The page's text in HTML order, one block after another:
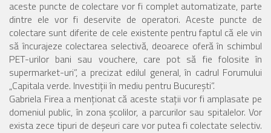
aceste puncte de colectare vor fi complet automatizate, parte
dintre ele vor fi deservite de operatori. Aceste puncte de
colectare sunt diferite de cele existente pentru faptul că ele vin
să încurajeze colectarea selectivă, deoarece oferă în schimbul
PET-urilor bani sau vouchere, care pot să fie folosite în
supermarket-uri”, a precizat edilul general, în cadrul Forumului
„Capitala verde. Investiții în mediu pentru București”.
Gabriela Firea a menționat că aceste stații vor fi amplasate pe
domeniul public, în zona școlilor, a parcurilor sau spitalelor. Vor
exista zece tipuri de deșeuri care vor putea fi colectate selectiv.